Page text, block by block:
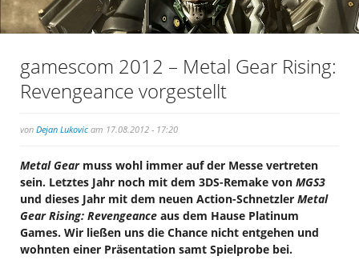
gamescom 2012 – Metal Gear Rising:
Revengeance vorgestellt
von Dejan Lukovic am 17.08.2012 - 17:20
Metal Gearmuss wohl immer auf der Messe vertreten
sein. Letztes Jahr noch mit dem 3DS-Remake von MGS3
und dieses Jahr mit dem neuen Action-Schnetzler Metal
Gear Rising: Revengeance aus dem Hause Platinum
Games. Wir ließen uns die Chance nicht entgehen und
wohnten einer Präsentation samt Spielprobe bei.